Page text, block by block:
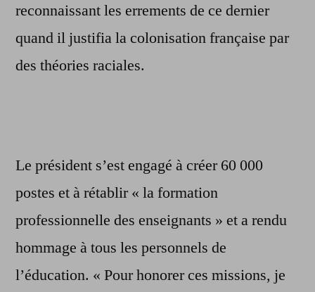
reconnaissant les errements de ce dernier
quand il justifia la colonisation française par
des théories raciales.
Le président s’est engagé à créer 60 000
postes et à rétablir « la formation
professionnelle des enseignants » et a rendu
hommage à tous les personnels de
l’éducation. « Pour honorer ces missions, je